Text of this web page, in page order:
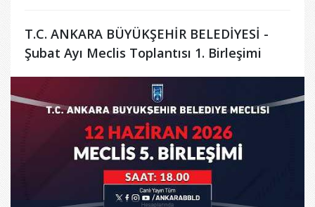
T.C. ANKARA BÜYÜKŞEHİR BELEDİYESİ -
Şubat Ayı Meclis Toplantısı 1. Birleşimi